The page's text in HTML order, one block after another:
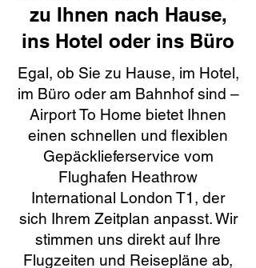
zu Ihnen nach Hause,
ins Hotel oder ins Büro
Egal, ob Sie zu Hause, im Hotel,
im Büro oder am Bahnhof sind –
Airport To Home bietet Ihnen
einen schnellen und flexiblen
Gepäcklieferservice vom
Flughafen Heathrow
International London T1, der
sich Ihrem Zeitplan anpasst. Wir
stimmen uns direkt auf Ihre
Flugzeiten und Reisepläne ab,